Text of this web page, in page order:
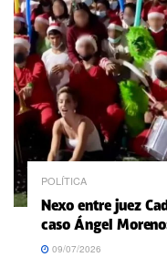
POLÍTICA
Nexo entre juez
caso Ángel
09/07/2026